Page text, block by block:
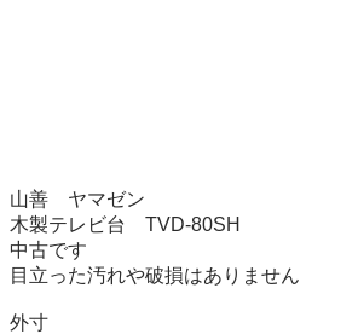
山善　ヤマゼン
木製テレビ台　TVD-80SH
中古です
目立った汚れや破損はありません
外寸